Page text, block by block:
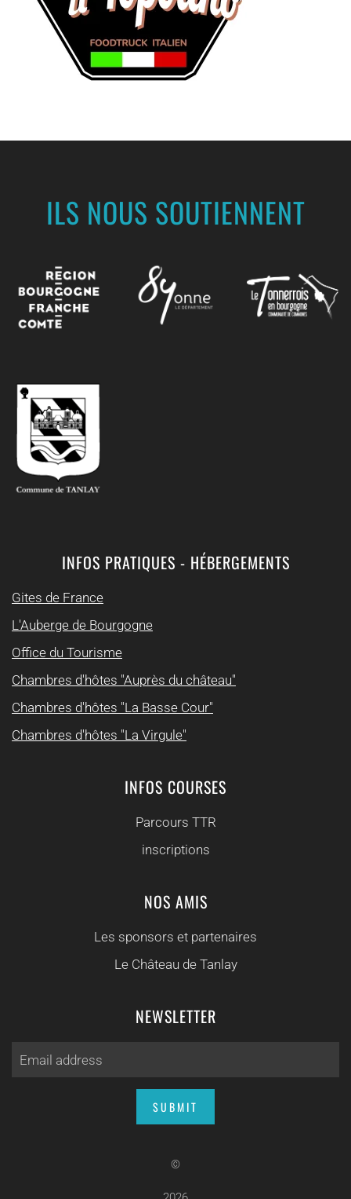
ILS NOUS SOUTIENNENT
INFOS PRATIQUES - HÉBERGEMENTS
Gites de France
L'Auberge de Bourgogne
Office du Tourisme
Chambres d'hôtes "Auprès du château"
Chambres d'hôtes "La Basse Cour"
Chambres d'hôtes "La Virgule"
INFOS COURSES
Parcours TTR
inscriptions
NOS AMIS
Les sponsors et partenaires
Le Château de Tanlay
NEWSLETTER
SUBMIT
©